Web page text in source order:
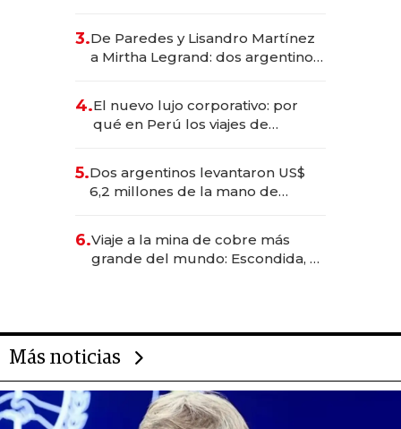
las marcas "fast premium"
3.De Paredes y Lisandro Martínez
a Mirtha Legrand: dos argentinos
4.El nuevo lujo corporativo: por
qué en Perú los viajes de
para convertirse en experiencias
transformadoras
5.Dos argentinos levantaron US$
6,2 millones de la mano de
6.Viaje a la mina de cobre más
grande del mundo: Escondida, el
Más noticias